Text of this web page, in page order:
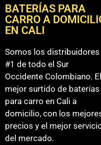
BATERÍAS PARA
CARRO A
EN CALI
Somos los distribuidores
#1 de todo el Sur
Occidente Colombiano. El
mejor surtido de baterías
para carro en Cali a
domicilio, con los
precios y el mejor
del mercado.